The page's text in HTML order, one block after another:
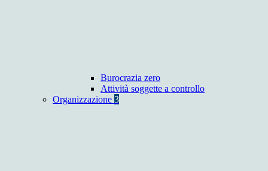
Burocrazia zero
Attività soggette a controllo
Organizzazione 3